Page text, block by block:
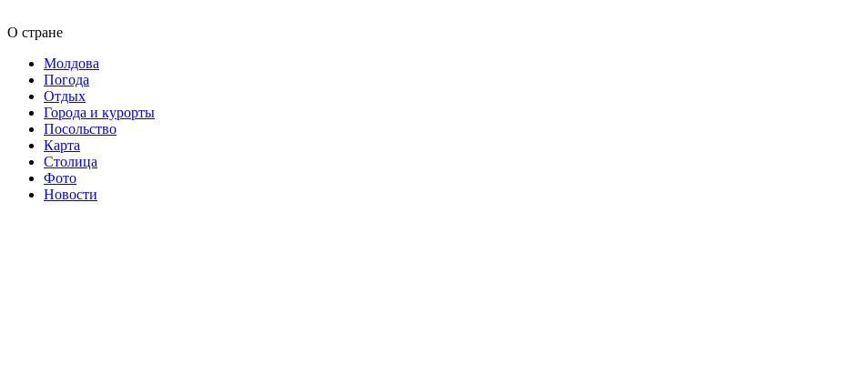
О стране
Молдова
Погода
Отдых
Города и курорты
Посольство
Карта
Столица
Фото
Новости